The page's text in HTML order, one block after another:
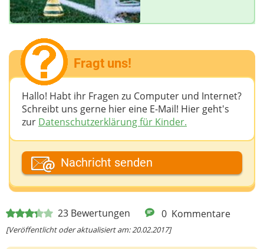
23 Bewertungen 0 Kommentare
[Veröffentlicht oder aktualisiert am: 20.02.2017]
Fragt uns!
Hallo! Habt ihr Fragen zu Computer und Internet?
Schreibt uns gerne hier eine E-Mail! Hier geht's
zur Datenschutzerklärung für Kinder.
Dein Fantasiename
Deine E-Mail-Adresse (wenn du eine Antwort
möchtest)
Nachricht senden